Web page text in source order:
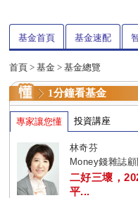
基金首頁 基金速配
首頁 > 基金 > 基金總覽
1分鐘看基金
專家讓您懂 投資講座
林奇芬
Money錢雜誌顧
二好三壞，
平...